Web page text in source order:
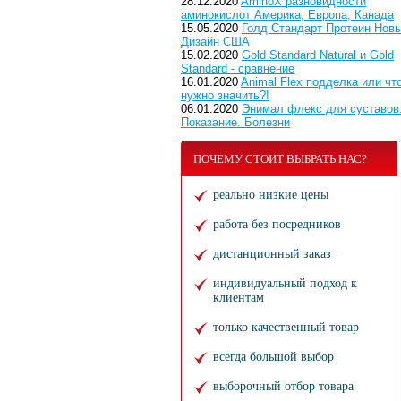
аминокислот Америка, Европа, Канада
15.05.2020 Голд Стандарт Протеин
Дизайн США
15.02.2020 Gold Standard Natural и Gold
Standard - сравнение
16.01.2020 Animal Flex подделка или
нужно значить?!
06.01.2020 Энимал флекс для суставов.
Показание. Болезни
ПОЧЕМУ СТОИТ ВЫБРАТЬ НАС?
реально низкие цены
работа без посредников
дистанционный заказ
индивидуальный подход к
клиентам
только качественный товар
всегда большой выбор
выборочный отбор товара